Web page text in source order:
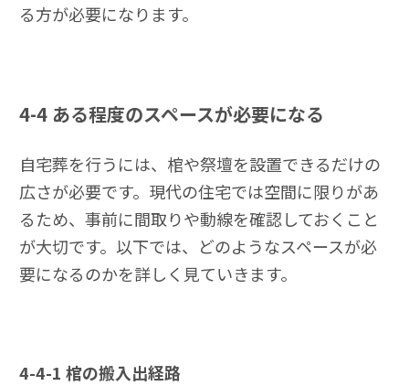
る方が必要になります。
4-4 ある程度のスペースが必要になる
自宅葬を行うには、棺や祭壇を設置できるだけの
広さが必要です。現代の住宅では空間に限りがあ
るため、事前に間取りや動線を確認しておくこと
が大切です。以下では、どのようなスペースが必
要になるのかを詳しく見ていきます。
4-4-1 棺の搬入出経路